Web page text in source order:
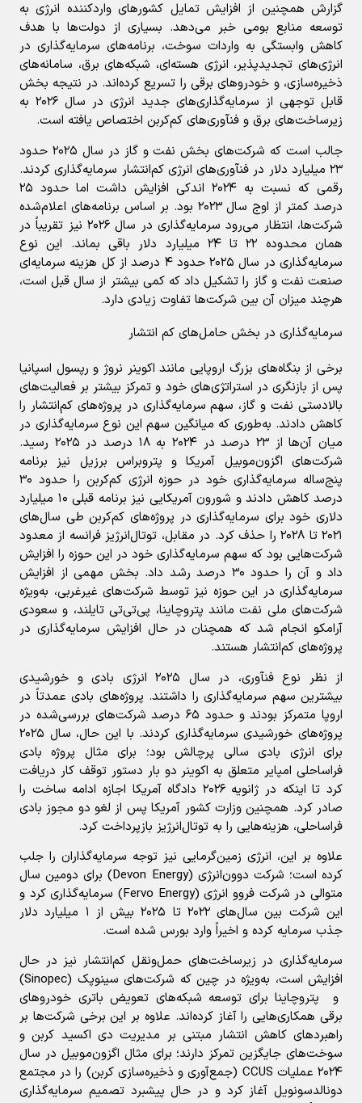
گزارش همچنین از افزایش تمایل کشورهای واردکننده انرژی به
توسعه منابع بومی خبر می‌دهد. بسیاری از دولت‌ها با هدف
کاهش وابستگی به واردات سوخت، برنامه‌های سرمایه‌گذاری در
انرژی‌های تجدیدپذیر، انرژی هسته‌ای، شبکه‌های برق، سامانه‌های
ذخیره‌سازی، و خودروهای برقی را تسریع کرده‌اند. در نتیجه بخش
قابل توجهی از سرمایه‌گذاری‌های جدید انرژی در سال ۲۰۲۶ به
زیرساخت‌های برق و فنآوری‌های کم‌کربن اختصاص یافته است.
جالب است که شرکت‌های بخش نفت و گاز در سال ۲۰۲۵ حدود
۲۳ میلیارد دلار در فنآوری‌های انرژی کم‌انتشار سرمایه‌گذاری کردند.
رقمی که نسبت به ۲۰۲۴ اندکی افزایش داشت اما حدود ۲۵
درصد کمتر از اوج سال ۲۰۲۳ بود. بر اساس برنامه‌های اعلام‌شده
شرکت‌ها، انتظار می‌رود سرمایه‌گذاری در سال ۲۰۲۶ نیز تقریباً در
همان محدوده ۲۲ تا ۲۴ میلیارد دلار باقی بماند. این نوع
سرمایه‌گذاری در سال ۲۰۲۵ حدود ۴ درصد از کل هزینه سرمایه‌ای
صنعت نفت و گاز را تشکیل داد که کمی بیشتر از سال قبل است،
هرچند میزان آن بین شرکت‌ها تفاوت زیادی دارد.
سرمایه‌گذاری در بخش حامل‌های کم انتشار
برخی از بنگاه‌های بزرگ اروپایی مانند اکوینر نروژ و رپسول اسپانیا
پس از بازنگری در استراتژی‌های خود و تمرکز بیشتر بر فعالیت‌های
بالادستی نفت و گاز، سهم سرمایه‌گذاری در پروژه‌های کم‌انتشار را
کاهش دادند. به‌طوری که میانگین سهم این نوع سرمایه‌گذاری در
میان آن‌ها از ۲۳ درصد در ۲۰۲۴ به ۱۸ درصد در ۲۰۲۵ رسید.
شرکت‌های اگزون‌موبیل آمریکا و پتروبراس برزیل نیز برنامه
پنج‌ساله سرمایه‌گذاری خود در حوزه انرژی کم‌کربن را حدود ۳۰
درصد کاهش دادند و شورون آمریکایی نیز برنامه قبلی ۱۰ میلیارد
دلاری خود برای سرمایه‌گذاری در پروژه‌های کم‌کربن طی سال‌های
۲۰۲۱ تا ۲۰۲۸ را حذف کرد. در مقابل، توتال‌انرژیز فرانسه از معدود
شرکت‌هایی بود که سهم سرمایه‌گذاری خود در این حوزه را افزایش
داد و آن را حدود ۳۰ درصد رشد داد. بخش مهمی از افزایش
سرمایه‌گذاری در این حوزه نیز توسط شرکت‌های غیرغربی، به‌ویژه
شرکت‌های ملی نفت مانند پتروچاینا، پی‌تی‌تی تایلند، و سعودی
آرامکو انجام شد که همچنان در حال افزایش سرمایه‌گذاری در
پروژه‌های کم‌انتشار هستند.
از نظر نوع فنآوری، در سال ۲۰۲۵ انرژی بادی و خورشیدی
بیشترین سهم سرمایه‌گذاری را داشتند. پروژه‌های بادی عمدتاً در
اروپا متمرکز بودند و حدود ۶۵ درصد شرکت‌های بررسی‌شده در
پروژه‌های خورشیدی سرمایه‌گذاری کردند. با این حال، سال ۲۰۲۵
برای انرژی بادی سالی پرچالش بود؛ برای مثال پروژه بادی
فراساحلی امپایر متعلق به اکوینر دو بار دستور توقف کار دریافت
کرد تا اینکه در ژانویه ۲۰۲۶ دادگاه آمریکا اجازه ادامه ساخت را
صادر کرد. همچنین وزارت کشور آمریکا پس از لغو دو مجوز بادی
فراساحلی، هزینه‌هایی را به توتال‌انرژیز بازپرداخت کرد.
علاوه بر این، انرژی زمین‌گرمایی نیز توجه سرمایه‌گذاران را جلب
کرده است؛ شرکت دوون‌انرژی (Devon Energy) برای دومین سال
متوالی در شرکت فروو انرژی (Fervo Energy) سرمایه‌گذاری کرد و
این شرکت بین سال‌های ۲۰۲۲ تا ۲۰۲۵ بیش از ۱ میلیارد دلار
جذب سرمایه کرده و اخیراً وارد بورس شده است.
سرمایه‌گذاری در زیرساخت‌های حمل‌ونقل کم‌انتشار نیز در حال
افزایش است، به‌ویژه در چین که شرکت‌های سینوپک (Sinopec)
و پتروچاینا برای توسعه شبکه‌های تعویض باتری خودروهای
برقی همکاری‌هایی را آغاز کرده‌اند. علاوه بر این برخی شرکت‌ها بر
راهبردهای کاهش انتشار مبتنی بر مدیریت دی اکسید کربن و
سوخت‌های جایگزین تمرکز دارند؛ برای مثال اگزون‌موبیل در سال
۲۰۲۴ عملیات CCUS (جمع‌آوری و ذخیره‌سازی کربن) را در مجتمع
دونالدسونویل آغاز کرد و در حال پیشبرد تصمیم سرمایه‌گذاری